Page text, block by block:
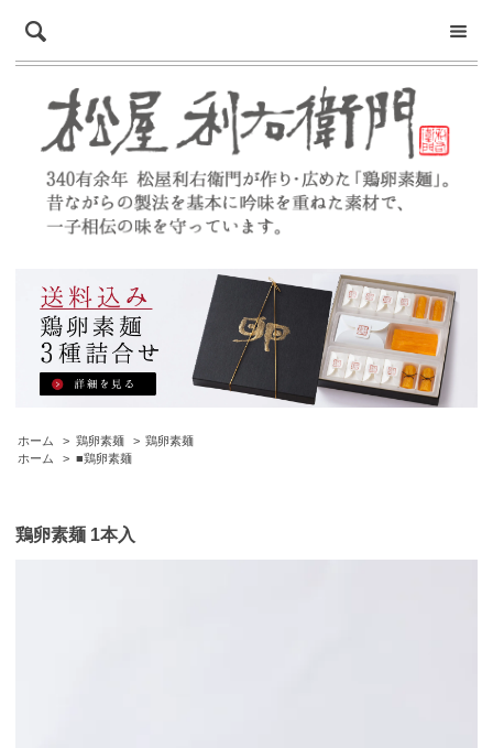
ホーム > 鶏卵素麺 > 鶏卵素麺
ホーム
> ■鶏卵素麺
鶏卵素麺 1本入